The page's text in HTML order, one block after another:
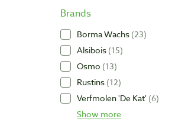
Brands
Borma Wachs 23
Alsibois 15
Osmo 13
Rustins 12
Verfmolen 'De Kat' 6
Show more